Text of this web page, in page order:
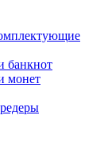
банкнот
монет